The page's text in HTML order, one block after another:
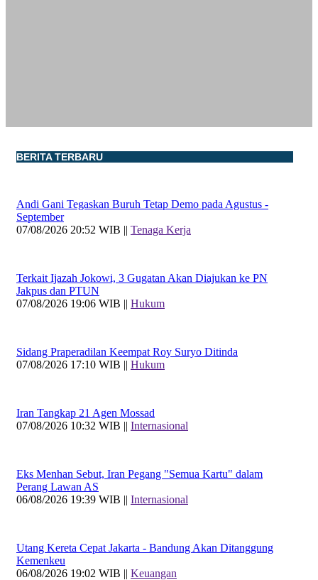
BERITA TERBARU
Andi Gani Tegaskan Buruh Tetap Demo pada Agustus -
September
07/08/2026 20:52 WIB || Tenaga Kerja
Terkait Ijazah Jokowi, 3 Gugatan Akan Diajukan ke PN
Jakpus dan PTUN
07/08/2026 19:06 WIB || Hukum
Sidang Praperadilan Keempat Roy Suryo Ditinda
07/08/2026 17:10 WIB || Hukum
Iran Tangkap 21 Agen Mossad
07/08/2026 10:32 WIB || Internasional
Eks Menhan Sebut, Iran Pegang "Semua Kartu" dalam
Perang Lawan AS
06/08/2026 19:39 WIB || Internasional
Utang Kereta Cepat Jakarta - Bandung Akan Ditanggung
Kemenkeu
06/08/2026 19:02 WIB || Keuangan